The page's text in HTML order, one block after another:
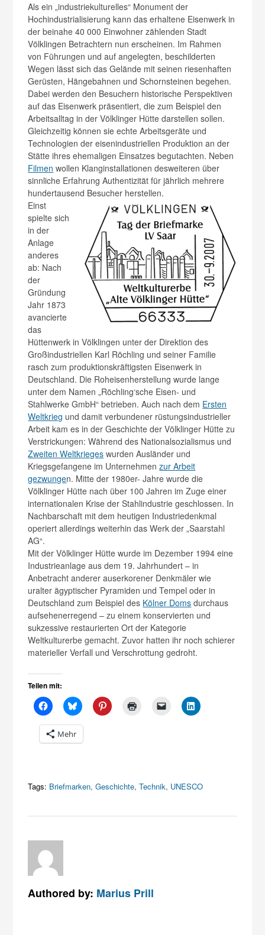
Als ein „industriekulturelles“ Monument der
Hochindustrialisierung kann das erhaltene Eisenwerk in
der beinahe 40 000 Einwohner zählenden Stadt
Völklingen Betrachtern nun erscheinen. Im Rahmen
von Führungen und auf angelegten, beschilderten
Wegen lässt sich das Gelände mit seinen riesenhaften
Gerüsten, Hängebahnen und Schornsteinen begehen.
Dabei werden den Besuchern historische Perspektiven
auf das Eisenwerk präsentiert, die zum Beispiel den
Arbeitsalltag in der Völklinger Hütte darstellen sollen.
Gleichzeitig können sie echte Arbeitsgeräte und
Technologien der eisenindustriellen Produktion an der
Stätte ihres ehemaligen Einsatzes begutachten. Neben
Filmen wollen Klanginstallationen desweiteren über
sinnliche Erfahrung Authentizität für jährlich mehrere
hundertausend Besucher herstellen.
Einst
spielte sich
in der
Anlage
anderes
ab: Nach
der
Gründung
Jahr 1873
avancierte
das
Hüttenwerk in Völklingen unter der Direktion des
Großindustriellen Karl Röchling und seiner Familie
rasch zum produktionskräftigsten Eisenwerk in
Deutschland. Die Roheisenherstellung wurde lange
unter dem Namen „Röchling‘sche Eisen- und
Stahlwerke GmbH“ betrieben. Auch nach dem Ersten
Weltkrieg und damit verbundener rüstungsindustrieller
Arbeit kam es in der Geschichte der Völklinger Hütte zu
Verstrickungen: Während des Nationalsozialismus und
Zweiten Weltkrieges wurden Ausländer und
Kriegsgefangene im Unternehmenzur Arbeit
gezwungen. Mitte der 1980er- Jahre wurde die
Völklinger Hütte nach über 100 Jahren im Zuge einer
internationalen Krise der Stahlindustrie geschlossen. In
Nachbarschaft mit dem heutigen Industriedenkmal
operiert allerdings weiterhin das Werk der „Saarstahl
AG“.
Mit der Völklinger Hütte wurde im Dezember 1994 eine
Industrieanlage aus dem 19. Jahrhundert – in
Anbetracht anderer auserkorener Denkmäler wie
uralter ägyptischer Pyramiden und Tempel oder in
Deutschland zum Beispiel des Kölner Doms durchaus
aufsehenerregend – zu einem konservierten und
sukzessive restaurierten Ort der Kategorie
Weltkulturerbe gemacht. Zuvor hatten ihr noch schierer
materieller Verfall und Verschrottung gedroht.
Teilen mit:
Mehr
Tags: Briefmarken,Geschichte,Technik, UNESCO
Authored by: Marius Prill